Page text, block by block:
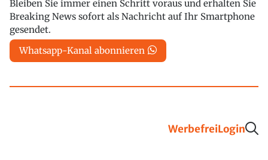
Bleiben Sie immer einen Schritt voraus und erhalten Sie
Breaking News sofort als Nachricht auf Ihr Smartphone
gesendet.
Whatsapp-Kanal abonnieren
WerbefreiLogin